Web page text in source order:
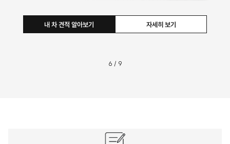
자세히 보기
내 차 견적 알아보기
6 / 9